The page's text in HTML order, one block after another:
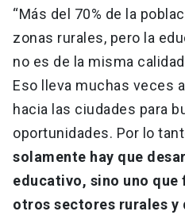
“Más del 70% de la
zonas rurales, pero la
no es de la misma
Eso lleva muchas veces
hacia las ciudades para
oportunidades. Por lo
solamente hay que
educativo, sino uno que
otros sectores rurales